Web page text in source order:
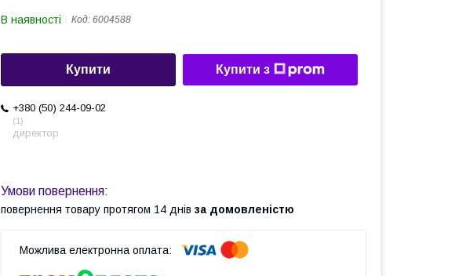
В наявності Код: 6004588
Купити Купити з
+380 (50) 244-09-02
1
директор
повернення товару протягом 14 днів за домовленістю